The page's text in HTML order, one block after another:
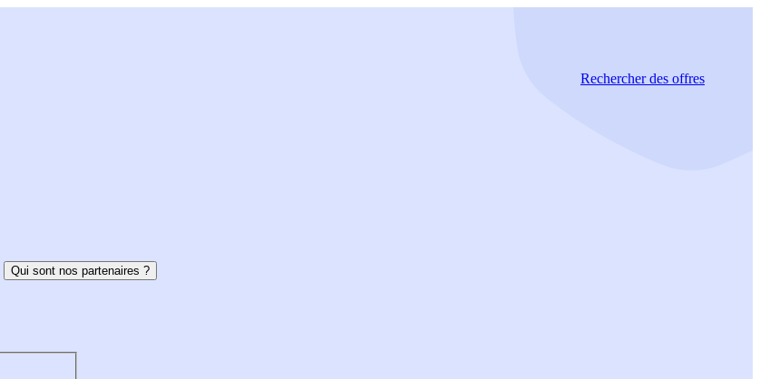
Rechercherdes offres
Qui sont nos partenaires ?